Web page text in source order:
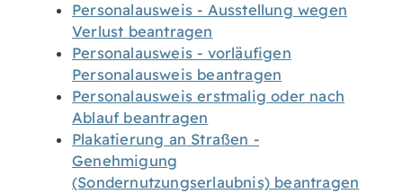
Personalausweis - Ausstellung wegen
Verlust beantragen
Personalausweis - vorläufigen
Personalausweis beantragen
Personalausweis erstmalig oder nach
Ablauf beantragen
Plakatierung an Straßen -
Genehmigung
(Sondernutzungserlaubnis) beantragen